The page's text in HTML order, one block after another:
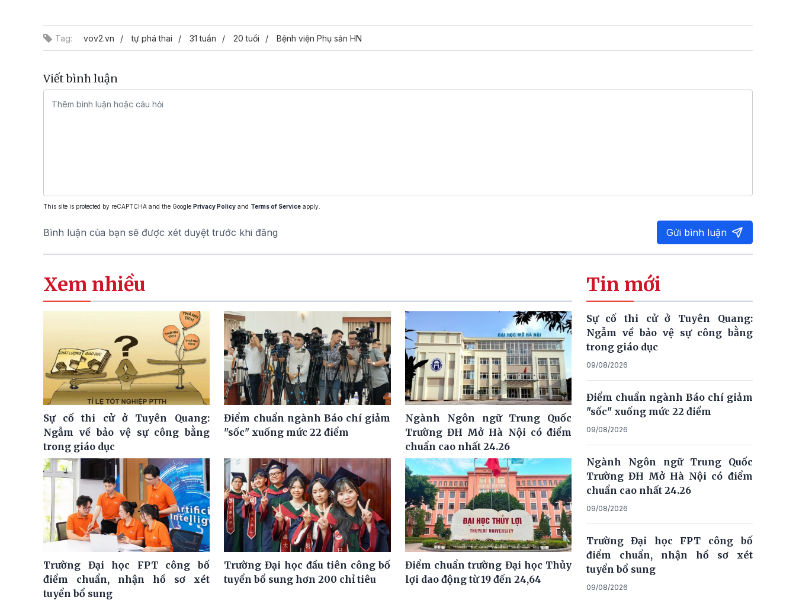
Tag: vov2.vn tự phá thai 31 tuần 20 tuổi Bệnh viện Phụ sản HN
Viết bình luận
This site is protected by reCAPTCHA and the Google Privacy Policy and Terms of Service apply.
Bình luận của bạn sẽ được xét duyệt trước khi đăng Gửi bình luận
Xem nhiều
Sự cố thi cử ở Tuyên Quang:
Ngẫm về bảo vệ sự công bằng
trong giáo dục
Điểm chuẩn ngành Báo chí giảm
"sốc" xuống mức 22 điểm
Ngành Ngôn ngữ Trung Quốc
Trường ĐH Mở Hà Nội có điểm
chuẩn cao nhất 24.26
Trường Đại học FPT công bố
điểm chuẩn, nhận hồ sơ xét
tuyển bổ sung
Trường Đại học đầu tiên công bố
tuyển bổ sung hơn 200 chỉ tiêu
Điểm chuẩn trường Đại học Thủy
lợi dao động từ 19 đến 24,64
Tin mới
Sự cố thi cử ở Tuyên Quang:
Ngẫm về bảo vệ sự công bằng
trong giáo dục
09/08/2026
Điểm chuẩn ngành Báo chí giảm
"sốc" xuống mức 22 điểm
09/08/2026
Ngành Ngôn ngữ Trung Quốc
Trường ĐH Mở Hà Nội có điểm
chuẩn cao nhất 24.26
09/08/2026
Trường Đại học FPT công bố
điểm chuẩn, nhận hồ sơ xét
tuyển bổ sung
09/08/2026